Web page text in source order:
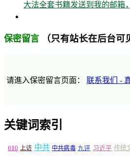
大法全套书籍发送到我的邮箱
保密留言 （只有站长在后台可
请進入保密留言页面： 联系我们 -
关键词索引
610 上访 中共 中共病毒 九评 习近平 传统